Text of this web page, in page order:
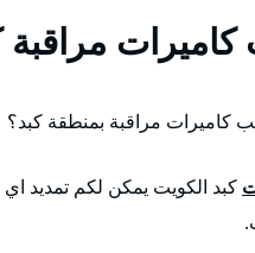
مراقبة
كاميرات مراقبة بمنطقة كبد؟
كبد الكويت يمكن لكم تمديد